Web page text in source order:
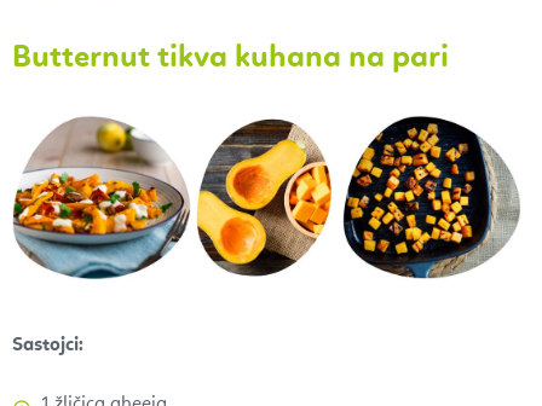
Butternut tikva kuhana na pari
Sastojci: